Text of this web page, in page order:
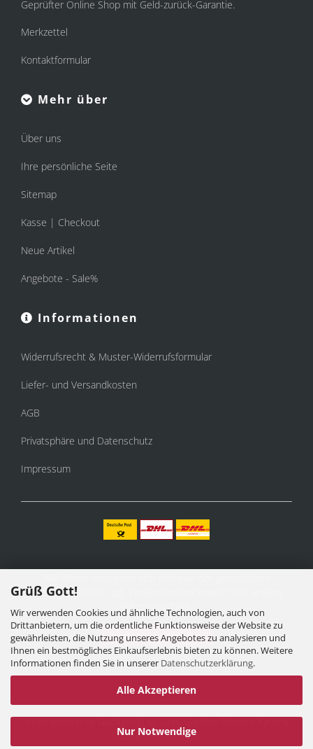
Grüß Gott!
Wir verwenden Cookies und ähnliche Technologien, auch von
Drittanbietern, um die ordentliche Funktionsweise der Website zu
gewährleisten, die Nutzung unseres Angebotes zu analysieren und
Ihnen ein bestmögliches Einkaufserlebnis bieten zu können. Weitere
Informationen finden Sie in unserer Datenschutzerklärung.
Alle Akzeptieren
Nur Notwendige
Geprüfter Online Shop mit Geld-zurück-Garantie.
Merkzettel
Kontaktformular
Mehr über
Über uns
Ihre persönliche Seite
Sitemap
Kasse | Checkout
Neue Artikel
Angebote - Sale%
Informationen
Widerrufsrecht & Muster-Widerrufsformular
Liefer- und Versandkosten
AGB
Privatsphäre und Datenschutz
Impressum
Mehrwertsteuer, zzgl.
gekennzeichnet.
Vertrag widerrufen
Internetshopby Gambio.de © 2025 Gambio ThemesXycons
Cookie Einstellungen